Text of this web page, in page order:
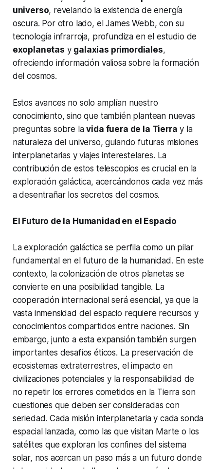
universo, revelando la existencia de energía
oscura. Por otro lado, el James Webb, con su
tecnología infrarroja, profundiza en el estudio de
exoplanetas y galaxias primordiales,
ofreciendo información valiosa sobre la formación
del cosmos.
Estos avances no solo amplían nuestro
conocimiento, sino que también plantean nuevas
preguntas sobre lavida fuera de la Tierra y la
naturaleza del universo, guiando futuras misiones
interplanetarias y viajes interestelares. La
contribución de estos telescopios es crucial en la
exploración galáctica, acercándonos cada vez más
a desentrañar los secretos del cosmos.
El Futuro de la Humanidad en el Espacio
La exploración galáctica se perfila como un pilar
fundamental en el futuro de la humanidad. En este
contexto, la colonización de otros planetas se
convierte en una posibilidad tangible. La
cooperación internacional será esencial, ya que la
vasta inmensidad del espacio requiere recursos y
conocimientos compartidos entre naciones. Sin
embargo, junto a esta expansión también surgen
importantes desafíos éticos. La preservación de
ecosistemas extraterrestres, el impacto en
civilizaciones potenciales y la responsabilidad de
no repetir los errores cometidos en la Tierra son
cuestiones que deben ser consideradas con
seriedad. Cada misión interplanetaria y cada sonda
espacial lanzada, como las que visitan Marte o los
satélites que exploran los confines del sistema
solar, nos acercan un paso más a un futuro donde